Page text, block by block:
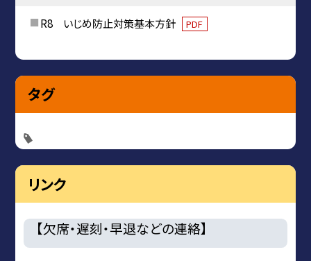
R8 いじめ防止対策基本方針 PDF
タグ
リンク
【欠席・遅刻・早退などの連絡】